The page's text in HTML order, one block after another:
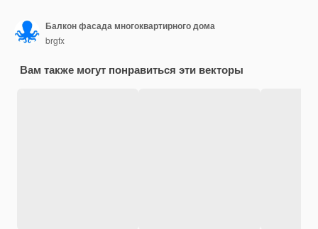
Балкон фасада многоквартирного дома
brgfx
Вам также могут понравиться эти векторы